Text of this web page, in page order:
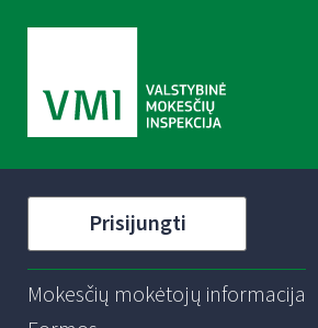
Prisijungti
Mokesčių mokėtojų informacija